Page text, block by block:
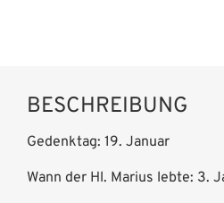
BESCHREIBUNG
Gedenktag: 19. Januar
Wann der Hl. Marius lebte: 3.